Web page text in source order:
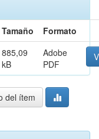
Tamaño
Formato
885,09
kB
Adobe
PDF
del ítem